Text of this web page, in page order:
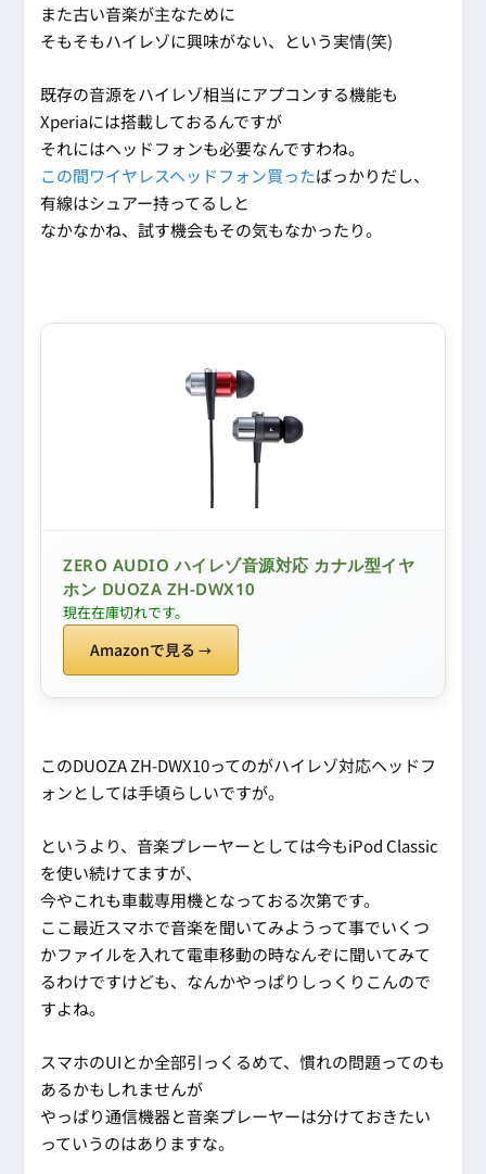
また古い音楽が主なために
そもそもハイレゾに興味がない、という実情(笑)
既存の音源をハイレゾ相当にアプコンする機能も
Xperiaには搭載しておるんですが
それにはヘッドフォンも必要なんですわね。
この間ワイヤレスヘッドフォン買ったばっかりだし、
有線はシュアー持ってるしと
なかなかね、試す機会もその気もなかったり。
ZERO AUDIO ハイレゾ音源対応 カナル型イヤ
ホン DUOZA ZH-DWX10
現在在庫切れです。
Amazonで見る
このDUOZA ZH-DWX10ってのがハイレゾ対応ヘッドフ
ォンとしては手頃らしいですが。
というより、音楽プレーヤーとしては今もiPod Classic
を使い続けてますが、
今やこれも車載専用機となっておる次第です。
ここ最近スマホで音楽を聞いてみようって事でいくつ
かファイルを入れて電車移動の時なんぞに聞いてみて
るわけですけども、なんかやっぱりしっくりこんので
すよね。
スマホのUIとか全部引っくるめて、慣れの問題ってのも
あるかもしれませんが
やっぱり通信機器と音楽プレーヤーは分けておきたい
っていうのはありますな。